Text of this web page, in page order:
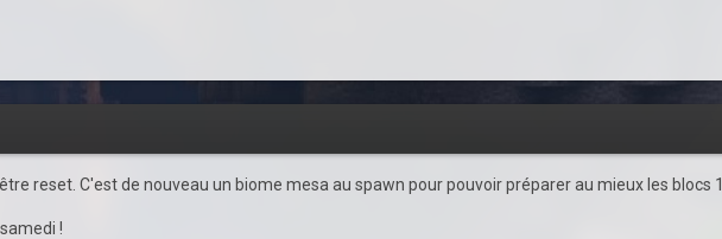
reset. C'est de nouveau un biome mesa au spawn pour pouvoir préparer au mieux les blocs
!